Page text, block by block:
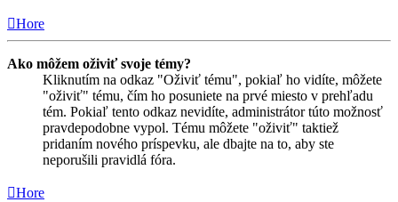
Hore
Ako môžem oživiť svoje témy?
Kliknutím na odkaz "Oživiť tému", pokiaľ ho vidíte, môžete
"oživiť" tému, čím ho posuniete na prvé miesto v prehľadu
tém. Pokiaľ tento odkaz nevidíte, administrátor túto možnosť
pravdepodobne vypol. Tému môžete "oživiť" taktiež
pridaním nového príspevku, ale dbajte na to, aby ste
neporušili pravidlá fóra.
Hore